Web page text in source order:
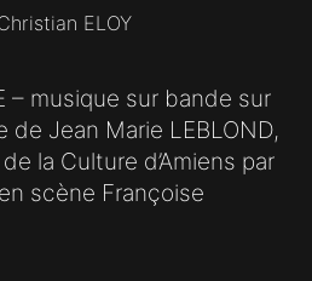
ELOY
– musique sur bande sur
Jean Marie LEBLOND,
la Culture d’Amiens par
scène Françoise